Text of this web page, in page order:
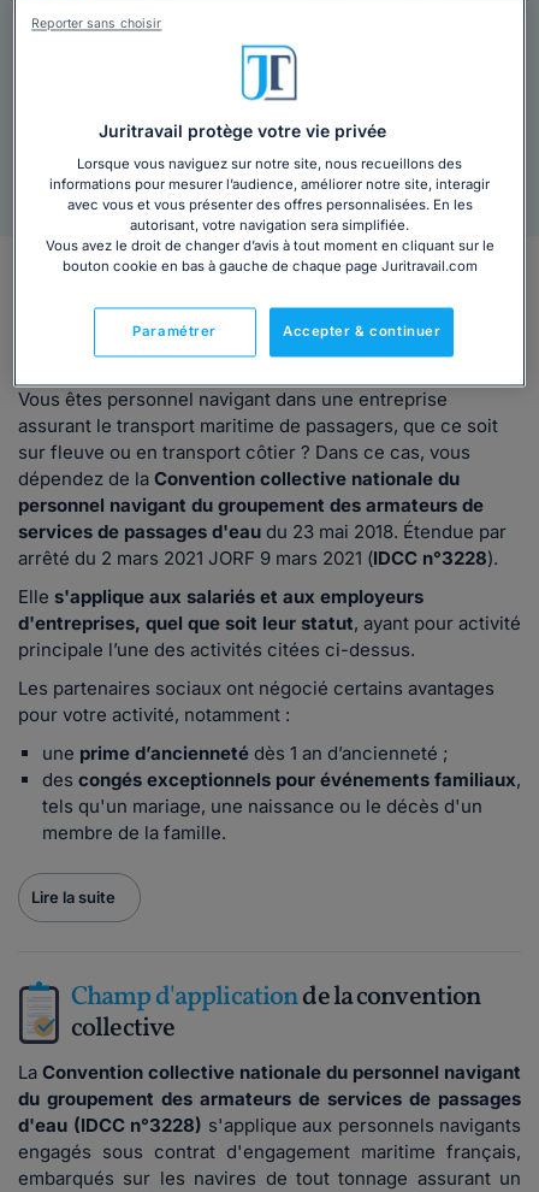
Licence DILA - Legifrance
Texte intégral
Agrément Légifrance Livraison sous 48h
Retrouvez tous les avantages spécifiques à votre
Convention collective.
Vous êtes personnel navigant dans une entreprise
assurant le transport maritime de passagers, que ce soit
sur fleuve ou en transport côtier ? Dans ce cas, vous
dépendez de la Convention collective nationale du
personnel navigant du groupement des armateurs de
services de passages d'eau du 23 mai 2018. Étendue par
arrêté du 2 mars 2021 JORF 9 mars 2021 (IDCC n°3228).
Elle s'applique aux salariés et aux employeurs
d'entreprises, quel que soit leur statut, ayant pour activité
principale l’une des activités citées ci-dessus.
Les partenaires sociaux ont négocié certains avantages
pour votre activité, notamment :
une prime d’ancienneté dès 1 an d’ancienneté ;
des congés exceptionnels pour événements familiaux,
tels qu'un mariage, une naissance ou le décès d'un
membre de la famille.
Lire la suite
Champ d'applicationde la convention
collective
La Convention collective nationale du personnel navigant
du groupement des armateurs de services de passages
d'eau (IDCC n°3228) s'applique aux personnels navigants
engagés sous contrat d'engagement maritime français,
embarqués sur les navires de tout tonnage assurant un
Juritravail protège votre vie privée
Lorsque vous naviguez sur notre site, nous recueillons des
informations pour mesurer l’audience, améliorer notre site, interagir
avec vous et vous présenter des offres personnalisées. En les
autorisant, votre navigation sera simplifiée.
Vous avez le droit de changer d’avis à tout moment en cliquant sur le
bouton cookie en bas à gauche de chaque page Juritravail.com
Accepter & continuer
Paramétrer
Reporter sans choisir